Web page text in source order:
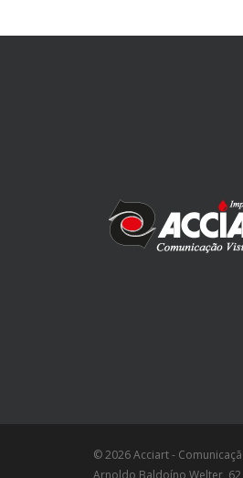
© 2026 Acciart -
Arnoldo Baldoíno Welter, 62